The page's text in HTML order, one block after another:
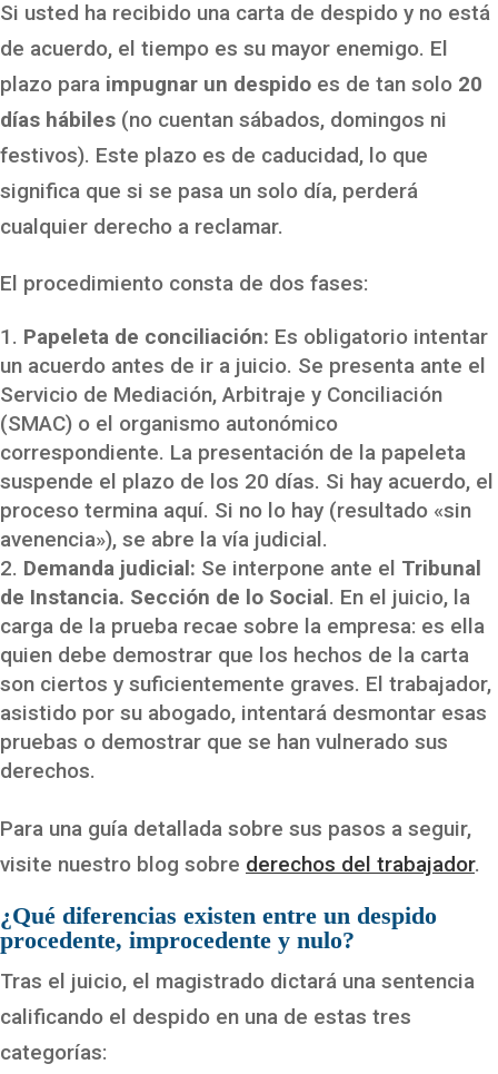
Si usted ha recibido una carta de despido y no está
de acuerdo, el tiempo es su mayor enemigo. El
plazo para impugnar un despido es de tan solo 20
días hábiles (no cuentan sábados, domingos ni
festivos). Este plazo es de caducidad, lo que
significa que si se pasa un solo día, perderá
cualquier derecho a reclamar.
El procedimiento consta de dos fases:
Papeleta de conciliación: Es obligatorio intentar
un acuerdo antes de ir a juicio. Se presenta ante el
Servicio de Mediación, Arbitraje y Conciliación
(SMAC) o el organismo autonómico
correspondiente. La presentación de la papeleta
suspende el plazo de los 20 días. Si hay acuerdo, el
proceso termina aquí. Si no lo hay (resultado «sin
avenencia»), se abre la vía judicial.
Demanda judicial: Se interpone ante el Tribunal
de Instancia. Sección de lo Social. En el juicio, la
carga de la prueba recae sobre la empresa: es ella
quien debe demostrar que los hechos de la carta
son ciertos y suficientemente graves. El trabajador,
asistido por su abogado, intentará desmontar esas
pruebas o demostrar que se han vulnerado sus
derechos.
Para una guía detallada sobre sus pasos a seguir,
visite nuestro blog sobre derechos del trabajador.
¿Qué diferencias existen entre un despido
procedente, improcedente y nulo?
Tras el juicio, el magistrado dictará una sentencia
calificando el despido en una de estas tres
categorías: